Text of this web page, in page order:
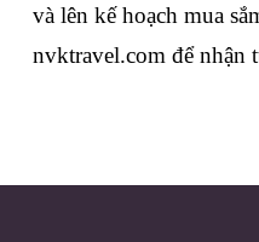
và lên kế hoạch mua
nvktravel.com để nhận